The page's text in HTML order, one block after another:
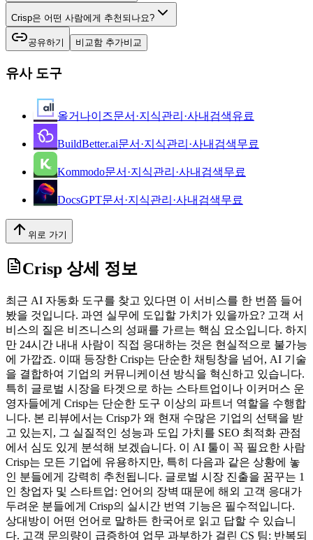
Crisp은 어떤 사람에게 추천되나요?
공유하기 비교함 추가비교
유사 도구
올거나이즈문서·지식관리·사내검색유료
BuildBetter.ai문서·지식관리·사내검색무료
Kommodo문서·지식관리·사내검색무료
DocsGPT문서·지식관리·사내검색무료
위로 가기
Crisp 상세 정보
최근 AI 자동화 도구를 찾고 있다면 이 서비스를 한 번쯤 들어
봤을 것입니다. 과연 실무에 도입할 가치가 있을까요? 고객 서
비스의 질은 비즈니스의 성패를 가르는 핵심 요소입니다. 하지
만 24시간 내내 사람이 직접 응대하는 것은 현실적으로 불가능
에 가깝죠. 이때 등장한 Crisp는 단순한 채팅창을 넘어, AI 기술
을 결합하여 기업의 커뮤니케이션 방식을 혁신하고 있습니다.
특히 글로벌 시장을 타겟으로 하는 스타트업이나 이커머스 운
영자들에게 Crisp는 단순한 도구 이상의 파트너 역할을 수행합
니다. 본 리뷰에서는 Crisp가 왜 현재 수많은 기업의 선택을 받
고 있는지, 그 실질적인 성능과 도입 가치를 SEO 최적화 관점
에서 심도 있게 분석해 보겠습니다. 이 AI 툴이 꼭 필요한 사람
Crisp는 모든 기업에 유용하지만, 특히 다음과 같은 상황에 놓
인 분들에게 강력히 추천됩니다. 글로벌 시장 진출을 꿈꾸는 1
인 창업자 및 스타트업: 언어의 장벽 때문에 해외 고객 응대가
두려운 분들에게 Crisp의 실시간 번역 기능은 필수적입니다.
상대방이 어떤 언어로 말하든 한국어로 읽고 답할 수 있습니
다. 고객 문의량이 급증하여 업무 과부하가 걸린 CS 팀: 반복되